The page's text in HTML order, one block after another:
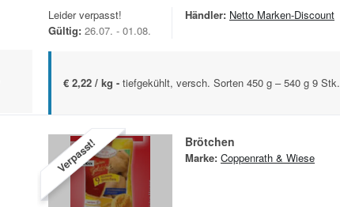
Leider verpasst!
Gültig: 26.07. - 01.08.
Händler: Netto Marken-Discount
€ 2,22 / kg - tiefgekühlt, versch. Sorten 450 g – 540 g 9 Stk.
Verpasst! Brötchen
Marke: Coppenrath & Wiese